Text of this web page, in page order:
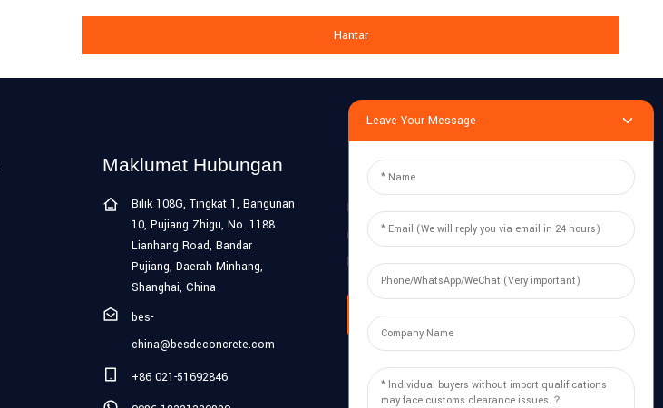
Hantar
Maklumat Hubungan
Bilik 108G, Tingkat 1, Bangunan
10, Pujiang Zhigu, No. 1188
Lianhang Road, Bandar
Pujiang, Daerah Minhang,
Shanghai, China
bes-
china@besdeconcrete.com
+86 021-51692846
Siasatan
Masukkan e-mel anda dan kami akan
menghantar pelan maklumat terkini
kepada anda.
Siasatan Sekarang
Leave Your Message